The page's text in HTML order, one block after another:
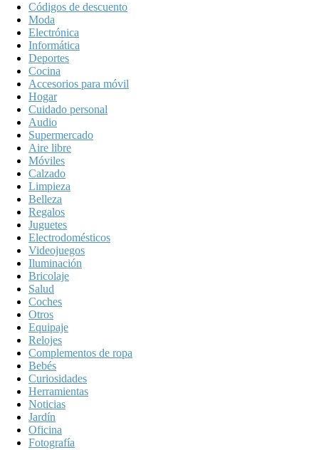
Códigos de descuento
Moda
Electrónica
Informática
Deportes
Cocina
Accesorios para móvil
Hogar
Cuidado personal
Audio
Supermercado
Aire libre
Móviles
Calzado
Limpieza
Belleza
Regalos
Juguetes
Electrodomésticos
Videojuegos
Iluminación
Bricolaje
Salud
Coches
Otros
Equipaje
Relojes
Complementos de ropa
Bebés
Curiosidades
Herramientas
Noticias
Jardín
Oficina
Fotografía